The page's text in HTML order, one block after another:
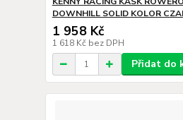
DOWNHILL SOLID KOLOR
1 958 Kč
1 618 Kč bez DPH
Přidat do